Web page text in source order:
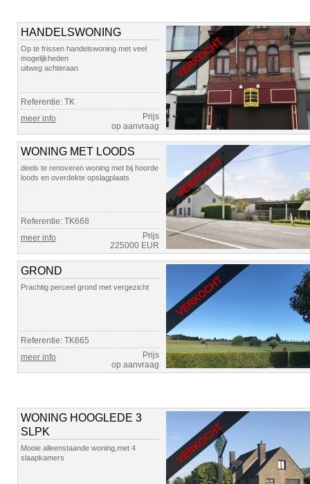
HANDELSWONING
Op te frissen handelswoning met veel
mogelijkheden
uitweg achteraan
Referentie: TK
Prijs
op aanvraag
meer info
WONING MET LOODS
deels te renoveren woning met bij hoorde
loods en overdekte opslagplaats
Referentie: TK668
Prijs
225000 EUR
meer info
GROND
Prachtig perceel grond met vergezicht
Referentie: TK665
Prijs
op aanvraag
meer info
WONING HOOGLEDE 3
SLPK
Mooie alleenstaande woning,met 4
slaapkamers